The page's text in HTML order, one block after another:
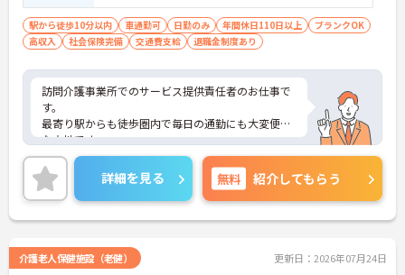
駅から徒歩10分以内 車通勤可 日勤のみ 年間休日110日以上
ブランクOK
高収入
社会保険完備 交通費支給 退職金制度あり
訪問介護事業所でのサービス提供責任者のお仕事で
す。
最寄り駅からも徒歩圏内で毎日の通勤にも大変便利
な立地です。
年間休日120日、日勤のみのお仕事ですので、プラ
イベートとの両立もしやすいです。
ご興味ある方には、面接対策ポイントなど、さらに
詳細をお話しいたしますのでお気軽にご相談くださ
い。
詳細を見る 無料 紹介してもらう
介護老人保健施設（老健） 更新日：2026年07月24日